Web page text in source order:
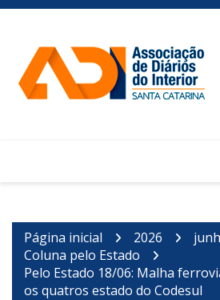
Ir
conteúdo
Página inicial 2026
Coluna pelo Estado
Pelo Estado 18/06: Malha
os quatros estado do Codesul